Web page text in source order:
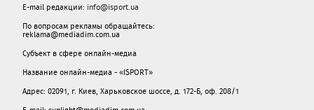
E-mail редакции: info@isport.ua
По вопросам рекламы обращайтесь:
reklama@mediadim.com.ua
Субъект в сфере онлайн-медиа
Название онлайн-медиа - «ISPORT»
Адрес: 02091, г. Киев, Харьковское шоссе, д. 172-Б, оф. 208/1